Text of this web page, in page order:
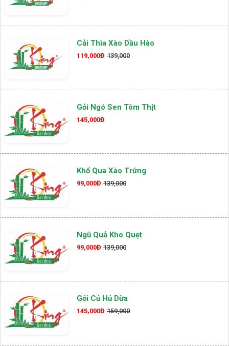
Cải Thìa Xào Dầu Hào
119,000Đ 139,000
Gỏi Ngó Sen Tôm Thịt
145,000Đ
Khổ Qua Xào Trứng
99,000Đ 139,000
Ngũ Quả Kho Quẹt
99,000Đ 139,000
Gỏi Củ Hủ Dừa
145,000Đ 159,000